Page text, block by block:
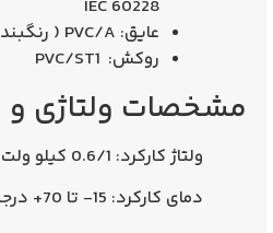
IEC 60228
عایق: PVC/A ( رنگبندی مطابق درخواست)
روکش: PVC/ST1
مشخصات ولتاژی و
ولتاژ کارکرد: 0.6/1 کیلو ولت.
دمای کارکرد: 15- تا 70+ درجه سانتیگراد.